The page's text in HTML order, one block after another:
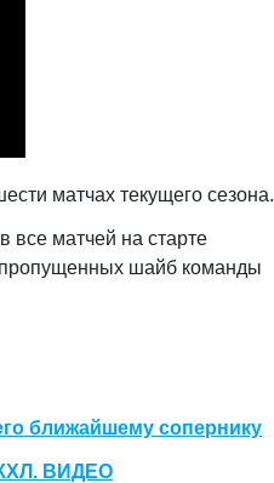
матчах текущего сезона.
все матчей на старте
шайб команды
ближайшему сопернику
ВИДЕО